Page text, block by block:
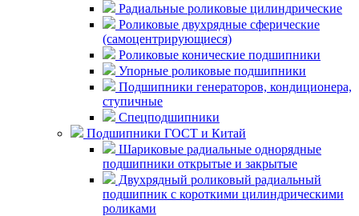
Радиальные роликовые цилиндрические
Роликовые двухрядные сферические
(самоцентрирующиеся)
Роликовые конические подшипники
Упорные роликовые подшипники
Подшипники генераторов, кондиционера,
ступичные
Спецподшипники
Подшипники ГОСТ и Китай
Шариковые радиальные однорядные
подшипники открытые и закрытые
Двухрядный роликовый радиальный
подшипник с короткими цилиндрическими
роликами